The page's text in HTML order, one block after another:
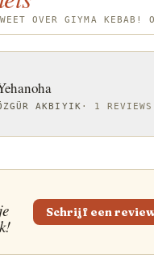
OVER GIYMA KEBAB!
AKBIYIK · 1
Schrijf een